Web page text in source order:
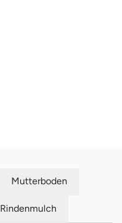
Mutterboden
Rindenmulch